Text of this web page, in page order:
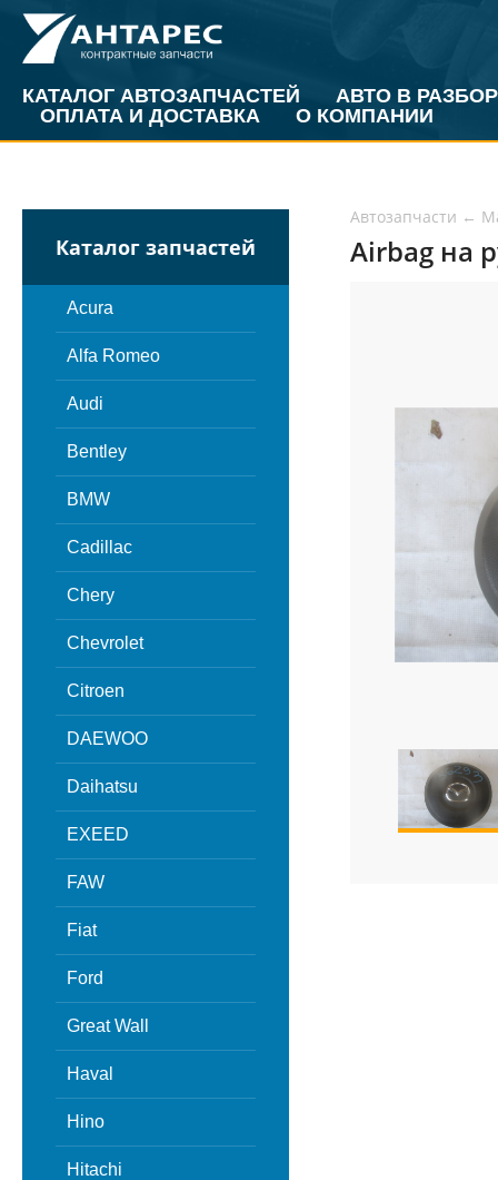
КАТАЛОГ АВТОЗАПЧАСТЕЙ
АВТО В РАЗБОР
ОПЛАТА И ДОСТАВКА
О КОМПАНИИ
Каталог запчастей
Acura
Alfa Romeo
Audi
Bentley
BMW
Cadillac
Chery
Chevrolet
Citroen
DAEWOO
Daihatsu
EXEED
FAW
Fiat
Ford
Great Wall
Haval
Hino
Hitachi
Автозапчасти ←
Airbag на